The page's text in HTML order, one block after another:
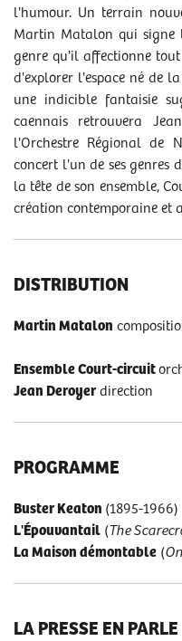
Ce spectacle est
l'humour. Un terrain
Martin Matalon qui signe
genre qu'il affectionne
d'explorer l'espace né de
une indicible fantaisie
caennais retrouvera
l'Orchestre Régional
concert l'un de ses genres
la tête de son ensemble,
création contemporaine et
DISTRIBUTION
Martin Matalon
Ensemble Court-circuit
Jean Deroyerdirection
PROGRAMME
Buster Keaton (1895-1966)
L'Épouvantail (The
La Maison démontable (
LA PRESSE EN PARLE